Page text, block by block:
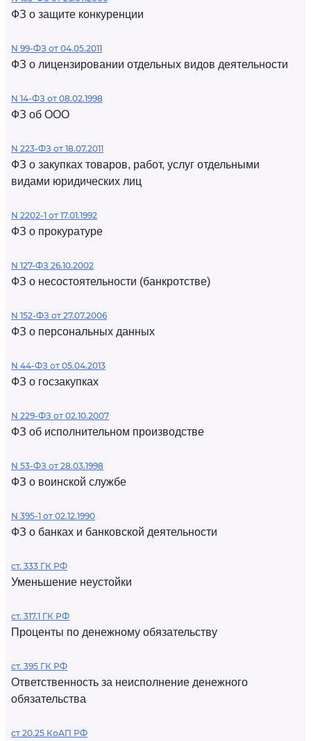
ФЗ о защите конкуренции
N 99-ФЗ от 04.05.2011
ФЗ о лицензировании отдельных видов деятельности
N 14-ФЗ от 08.02.1998
ФЗ об ООО
N 223-ФЗ от 18.07.2011
ФЗ о закупках товаров, работ, услуг отдельными
видами юридических лиц
N 2202-1 от 17.01.1992
ФЗ о прокуратуре
N 127-ФЗ 26.10.2002
ФЗ о несостоятельности (банкротстве)
N 152-ФЗ от 27.07.2006
ФЗ о персональных данных
N 44-ФЗ от 05.04.2013
ФЗ о госзакупках
N 229-ФЗ от 02.10.2007
ФЗ об исполнительном производстве
N 53-ФЗ от 28.03.1998
ФЗ о воинской службе
N 395-1 от 02.12.1990
ФЗ о банках и банковской деятельности
ст. 333 ГК РФ
Уменьшение неустойки
ст. 317.1 ГК РФ
Проценты по денежному обязательству
ст. 395 ГК РФ
Ответственность за неисполнение денежного
обязательства
ст 20.25 КоАП РФ